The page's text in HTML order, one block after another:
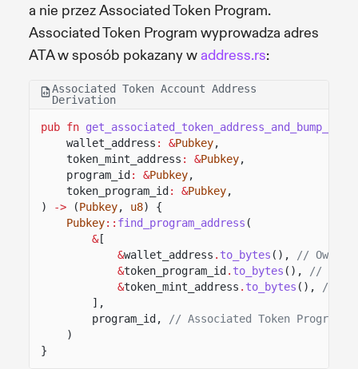
a nie przez Associated Token Program.
Associated Token Program wyprowadza adres
ATA w sposób pokazany waddress.rs:
Associated Token Account Address
Derivation
pub fn
wallet_address : &Pubkey,
token_mint_address : &Pubkey,
program_id : &Pubkey,
token_program_id : &Pubkey,
)
-> (Pubkey, u8) {
Pubkey:: find_program_address (
&[
&wallet_address . to_bytes (),
//
&token_program_id . to_bytes (),
//
&token_mint_address . to_bytes (),
//
],
program_id,
// Associated Token Program
)
}